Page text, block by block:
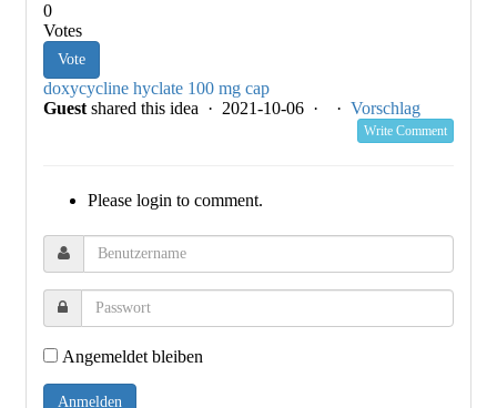
0
Votes
Vote
doxycycline hyclate 100 mg cap
Guest shared this idea · 2021-10-06 · · Vorschlag
Write Comment
Please login to comment.
Angemeldet bleiben